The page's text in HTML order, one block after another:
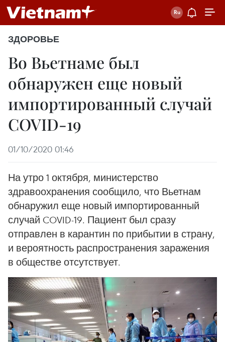
ЗДОРОВЬЕ
Во Вьетнаме был
обнаружен еще новый
импортированный случай
COVID-19
01/10/2020 01:46
На утро 1 октября, министерство
здравоохранения сообщило, что Вьетнам
обнаружил еще новый импортированный
случай COVID-19. Пациент был сразу
отправлен в карантин по прибытии в страну,
и вероятность распространения заражения
в обществе отсутствует.